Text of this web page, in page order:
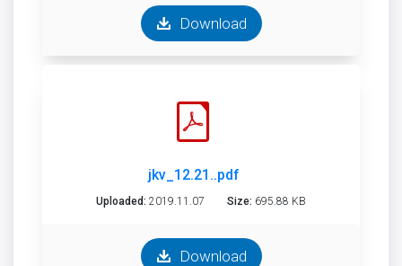
Download
jkv_12.21..pdf
Uploaded: 2019.11.07 Size: 695.88 KB
Download